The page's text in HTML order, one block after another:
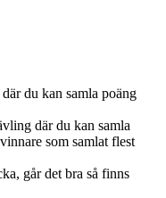
du kan samla poäng
där du kan samla
som samlat flest
går det bra så finns